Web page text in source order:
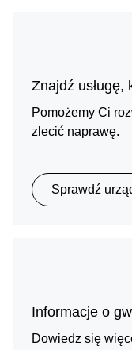
Znajdź usługę,
Pomożemy Ci
zlecić naprawę.
Sprawdź
Informacje o
Dowiedz się